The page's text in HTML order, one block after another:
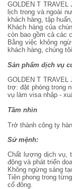
GOLDEN T
lịch trong và ngoài
khách hàng, tập
Khách hàng của
còn bao gồm cả các
Bằng việc không
khách hàng, chúng
Sản phẩm dịch vụ
GOLDEN T
trợ: đặt phòng trong
vụ làm visa nhập -
Tầm nhìn
Trở thành công ty
Sứ mệnh:
Chất lượng dịch vụ,
động và phát triển
Không ngừng sáng
Tiên phong trong
cổ đông.